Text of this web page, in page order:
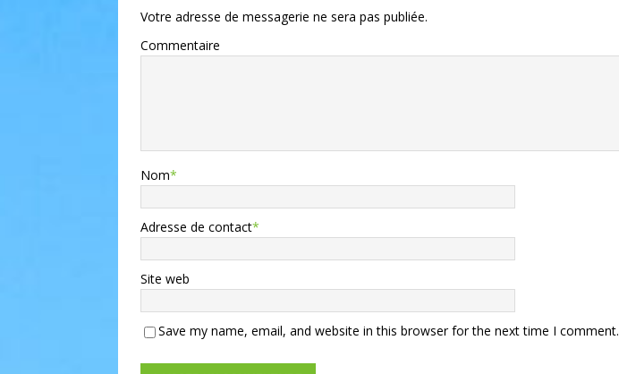
Votre adresse de messagerie ne sera pas publiée.
Commentaire
Nom*
Adresse de contact*
Site web
Save my name, email, and website in this browser for the next time I comment.